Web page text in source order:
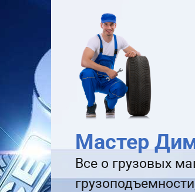
Мастер
Все о грузовых